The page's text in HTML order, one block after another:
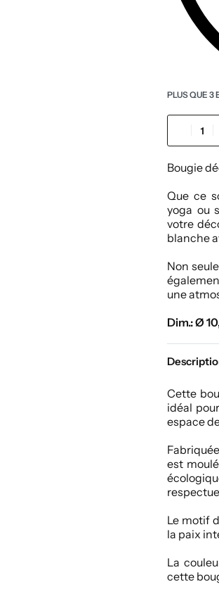
PLUS QUE 3
Bougie
Que ce
yoga ou
votre
blanche
Non
une
Dim.: Ø
Cette
idéal
espace
est
Le motif
la paix
La
cette